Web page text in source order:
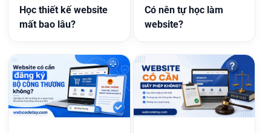
Học thiết kế website
mất bao lâu?
Có nên tự học làm
website?